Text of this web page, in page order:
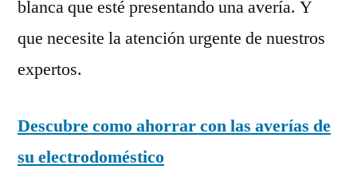
blanca que esté presentando una avería. Y
que necesite la atención urgente de nuestros
expertos.
Descubre como ahorrar con las averías de
su electrodoméstico